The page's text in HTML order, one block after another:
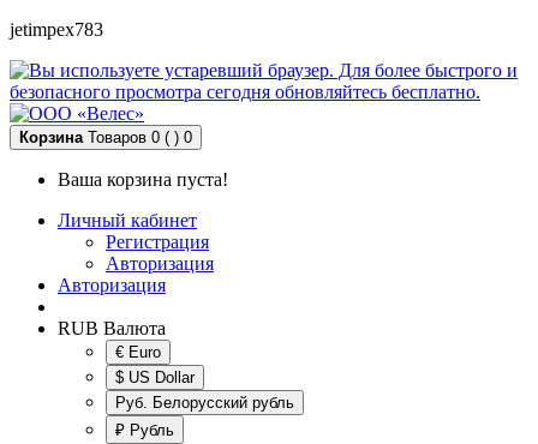
jetimpex783
Корзина Товаров 0 ( ) 0
Ваша корзина пуста!
Личный кабинет
Регистрация
Авторизация
Авторизация
RUB Валюта
€ Euro
$ US Dollar
Руб. Белорусский рубль
₽ Рубль